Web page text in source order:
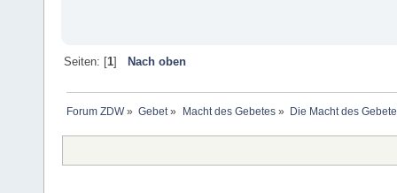
Seiten: [1] Nach oben
Forum ZDW» Gebet» Macht des Gebetes» Die Macht des